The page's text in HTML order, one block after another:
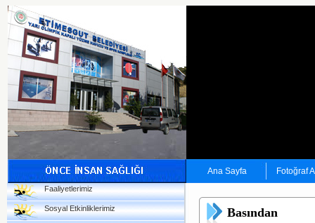
Ana Sayfa Fotoğraf
Faaliyetlerimiz
Sosyal Etkinliklerimiz Basından